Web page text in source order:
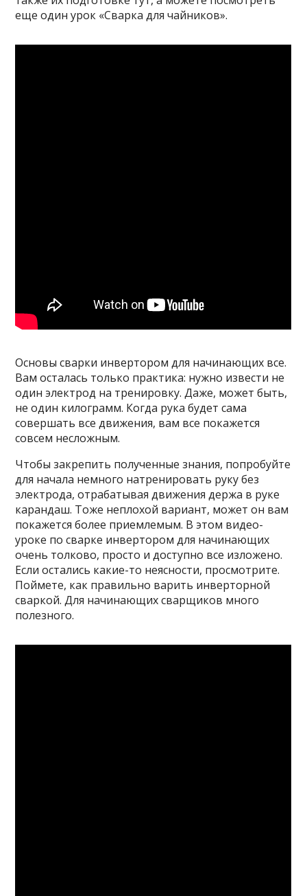
еще один урок «Сварка для чайников».
Основы сварки инвертором для начинающих все.
Вам осталась только практика: нужно извести не
один электрод на тренировку. Даже, может быть,
не один килограмм. Когда рука будет сама
совершать все движения, вам все покажется
совсем несложным.
Чтобы закрепить полученные знания, попробуйте
для начала немного натренировать руку без
электрода, отрабатывая движения держа в руке
карандаш. Тоже неплохой вариант, может он вам
покажется более приемлемым. В этом видео-
уроке по сварке инвертором для начинающих
очень толково, просто и доступно все изложено.
Если остались какие-то неясности, просмотрите.
Поймете, как правильно варить инверторной
сваркой. Для начинающих сварщиков много
полезного.